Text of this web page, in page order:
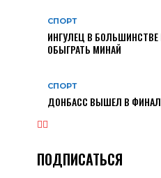
СПОРТ
ИНГУЛЕЦ В БОЛЬШИНСТВЕ
ОБЫГРАТЬ МИНАЙ
СПОРТ
ДОНБАСС ВЫШЕЛ В
ПОДПИСАТЬСЯ